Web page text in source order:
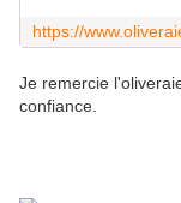
Je remercie
confiance.